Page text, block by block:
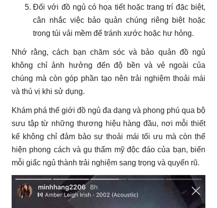
Đối với đồ ngủ có họa tiết hoặc trang trí đặc biệt,
cân nhắc việc bảo quản chúng riêng biệt hoặc
trong túi vải mềm để tránh xước hoặc hư hỏng.
Nhớ rằng, cách bạn chăm sóc và bảo quản đồ ngủ
không chỉ ảnh hưởng đến độ bền và vẻ ngoài của
chúng mà còn góp phần tạo nên trải nghiệm thoải mái
và thú vị khi sử dụng.
Khám phá thế giới đồ ngủ đa dạng và phong phú qua bộ
sưu tập từ những thương hiệu hàng đầu, nơi mỗi thiết
kế không chỉ đảm bảo sự thoải mái tối ưu mà còn thể
hiện phong cách và gu thẩm mỹ độc đáo của bạn, biến
mỗi giấc ngủ thành trải nghiệm sang trọng và quyến rũ.